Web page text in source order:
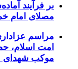
بر فرآیند
مصلای امام
مراسم
امت اسلام،
موکب شهدای